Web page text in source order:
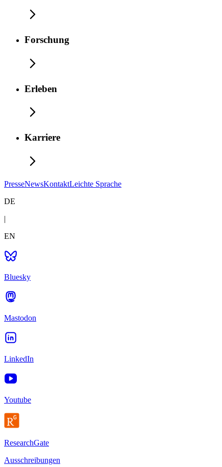
Forschung
Erleben
Karriere
PresseNewsKontaktLeichte Sprache
DE
|
EN
Bluesky
Mastodon
LinkedIn
Youtube
ResearchGate
Ausschreibungen